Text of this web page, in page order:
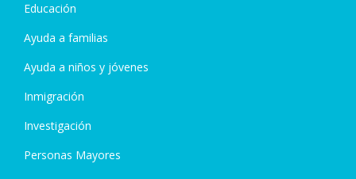
Educación
Ayuda a familias
Ayuda a niños y jóvenes
Inmigración
Investigación
Personas Mayores